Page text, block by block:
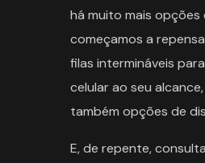
há muito mais
começamos a
filas intermináveis
celular ao seu
também opções de
E, de repente,